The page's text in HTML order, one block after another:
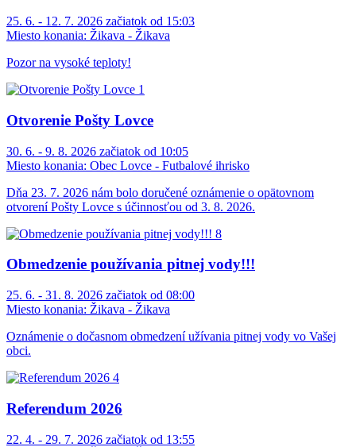
25. 6. - 12. 7. 2026 začiatok od 15:03
Miesto konania: Žikava - Žikava
Pozor na vysoké teploty!
Otvorenie Pošty Lovce
30. 6. - 9. 8. 2026 začiatok od 10:05
Miesto konania: Obec Lovce - Futbalové ihrisko
Dňa 23. 7. 2026 nám bolo doručené oznámenie o opätovnom
otvorení Pošty Lovce s účinnosťou od 3. 8. 2026.
Obmedzenie používania pitnej vody!!!
25. 6. - 31. 8. 2026 začiatok od 08:00
Miesto konania: Žikava - Žikava
Oznámenie o dočasnom obmedzení užívania pitnej vody vo Vašej
obci.
Referendum 2026
22. 4. - 29. 7. 2026 začiatok od 13:55